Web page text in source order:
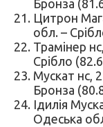
Бронза
Цитрон
обл. –
Трамінер
Срібло
Мускат нс,
Бронза
Ідилія
Одеська